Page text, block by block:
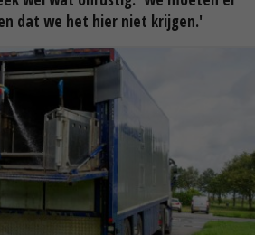
dat we het hier niet krijgen.'